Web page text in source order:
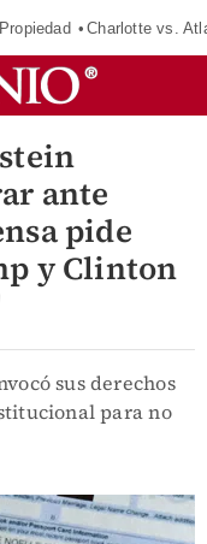
Propiedad Charlotte vs.
ante
pide
y Clinton
sus derechos
para no